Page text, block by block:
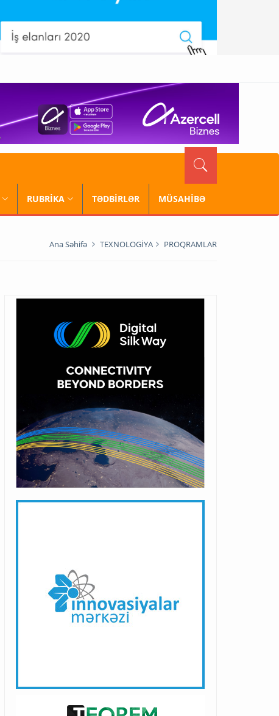
RUBRİKA TƏDBİRLƏR MÜSAHİBƏ
Ana Səhifə TEXNOLOGİYA PROQRAMLAR